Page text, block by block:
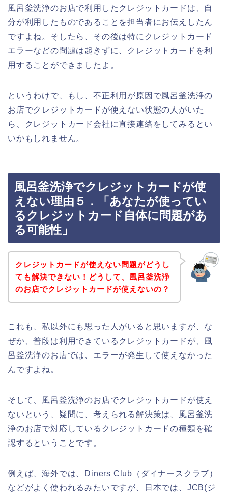
風呂釜洗浄のお店で利用したクレジットカードは、自
分が利用したものであることを担当者にお伝えしたん
ですよね。そしたら、その後は特にクレジットカード
エラーなどの問題は起きずに、クレジットカードを利
用することができましたよ。
というわけで、もし、不正利用が原因で風呂釜洗浄の
お店でクレジットカードが使えない状態の人がいた
ら、クレジットカード会社に直接連絡をしてみるとい
いかもしれません。
風呂釜洗浄でクレジットカードが使
えない理由５．「あなたが使ってい
るクレジットカード自体に問題があ
る可能性」
クレジットカードが使えない問題がどうし
ても解決できない！どうして、風呂釜洗浄
のお店でクレジットカードが使えないの？
これも、私以外にも思った人がいると思いますが、な
ぜか、普段は利用できているクレジットカードが、風
呂釜洗浄のお店では、エラーが発生して使えなかった
んですよね。
そして、風呂釜洗浄のお店でクレジットカードが使え
ないという、疑問に、考えられる解決策は、風呂釜洗
浄のお店で対応しているクレジットカードの種類を確
認するということです。
例えば、海外では、Diners Club（ダイナースクラブ）
などがよく使われるみたいですが、日本では、JCB(ジ